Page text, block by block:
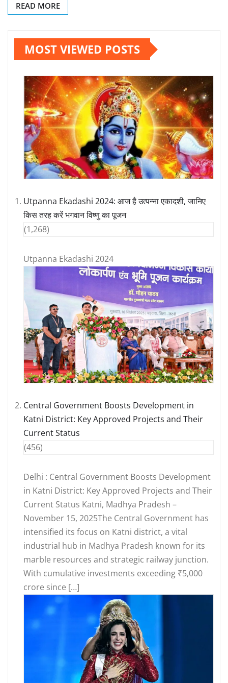
READ MORE
MOST VIEWED POSTS
Utpanna Ekadashi 2024: आज है उत्पन्ना एकादशी, जानिए
किस तरह करें भगवान विष्णु का पूजन
(1,268)
Utpanna Ekadashi 2024
Central Government Boosts Development in
Katni District: Key Approved Projects and Their
Current Status
(456)
Delhi : Central Government Boosts Development
in Katni District: Key Approved Projects and Their
Current Status Katni, Madhya Pradesh –
November 15, 2025The Central Government has
intensified its focus on Katni district, a vital
industrial hub in Madhya Pradesh known for its
marble resources and strategic railway junction.
With cumulative investments exceeding ₹5,000
crore since […]